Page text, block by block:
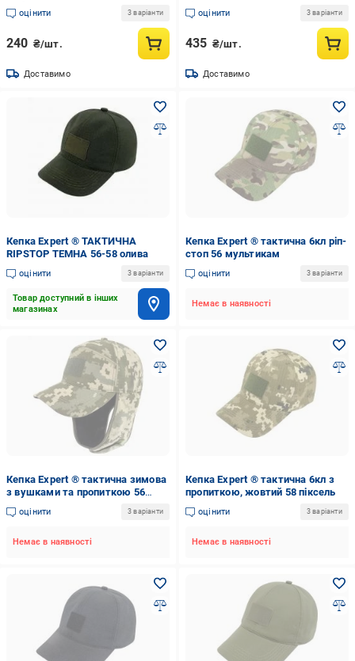
оцінити 3 варіанти
240 ₴/шт.
Доставимо
оцінити 3 варіанти
435 ₴/шт.
Доставимо
Кепка Expert ® ТАКТИЧНА
RIPSTOP ТЕМНА 56-58 олива
оцінити 3 варіанти
Товар доступний в інших
магазинах
Кепка Expert ® тактична 6кл ріп-
стоп 56 мультикам
оцінити 3 варіанти
Немає в наявності
Кепка Expert ® тактична зимова
з вушками та пропиткою 56
піксель
оцінити 3 варіанти
Немає в наявності
Кепка Expert ® тактична 6кл з
пропиткою, жовтий 58 піксель
оцінити 3 варіанти
Немає в наявності